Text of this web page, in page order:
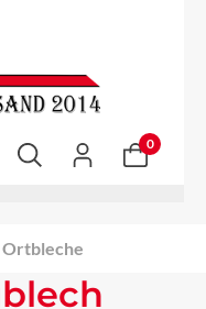
0
Ortbleche